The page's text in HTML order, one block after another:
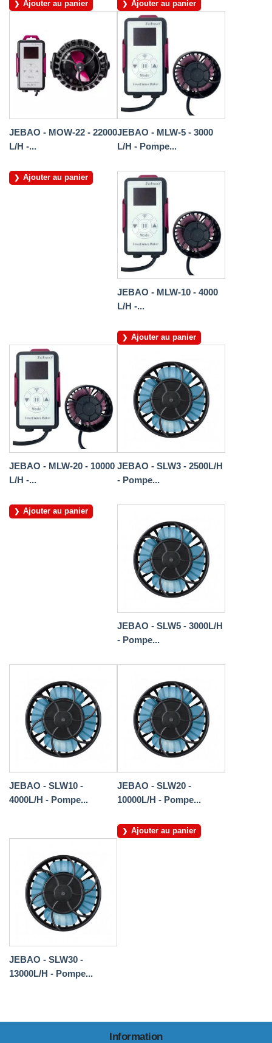
Ajouter au panier Ajouter au panier
JEBAO - MOW-22 - 22000
L/H -...
Ajouter au panier
JEBAO - MLW-5 - 3000
L/H - Pompe...
JEBAO - MLW-10 - 4000
L/H -...
Ajouter au panier
JEBAO - MLW-20 - 10000
L/H -...
Ajouter au panier
JEBAO - SLW3 - 2500L/H
- Pompe...
JEBAO - SLW5 - 3000L/H
- Pompe...
JEBAO - SLW10 -
4000L/H - Pompe...
JEBAO - SLW20 -
10000L/H - Pompe...
Ajouter au panier
JEBAO - SLW30 -
13000L/H - Pompe...
Information